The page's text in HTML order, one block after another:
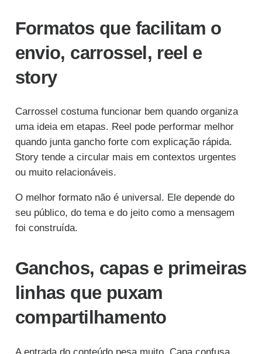
Formatos que facilitam o
envio, carrossel, reel e
story
Carrossel costuma funcionar bem quando organiza
uma ideia em etapas. Reel pode performar melhor
quando junta gancho forte com explicação rápida.
Story tende a circular mais em contextos urgentes
ou muito relacionáveis.
O melhor formato não é universal. Ele depende do
seu público, do tema e do jeito como a mensagem
foi construída.
Ganchos, capas e primeiras
linhas que puxam
compartilhamento
A entrada do conteúdo pesa muito. Capa confusa,